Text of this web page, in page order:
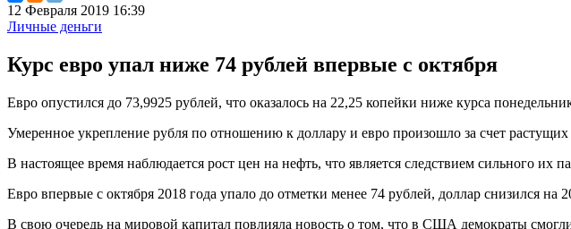
12 Февраля 2019 16:39
Личные деньги
Курс евро упал ниже 74 рублей впервые с октября
Евро опустился до 73,9925 рублей, что оказалось на 22,25 копейки ниже курса
Умеренное укрепление рубля по отношению к доллару и евро произошло за счет
В настоящее время наблюдается рост цен на нефть, что является следствием сильного
Евро впервые с октября 2018 года упало до отметки менее 74 рублей, доллар снизился на
В свою очередь на мировой капитал повлияла новость о том, что в США демократы